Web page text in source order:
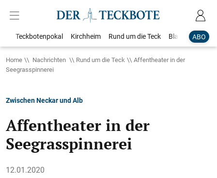
ABO
Teckbotenpokal Kirchheim Rund um die Teck Blaulicht
Home Nachrichten Rund um die Teck
Affentheater in der
Seegrasspinnerei
Zwischen Neckar und Alb
Affentheater in der
Seegrasspinnerei
12.01.2020